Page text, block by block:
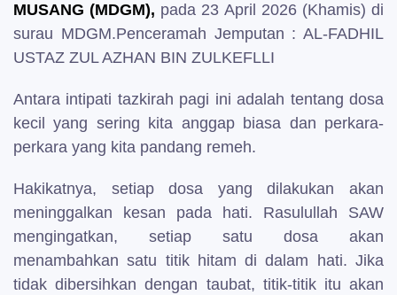
MUSANG (MDGM), pada 23 April 2026 (Khamis) di
surau MDGM.Penceramah Jemputan : AL-FADHIL
USTAZ ZUL AZHAN BIN ZULKEFLLI
Antara intipati tazkirah pagi ini adalah tentang dosa
kecil yang sering kita anggap biasa dan perkara-
perkara yang kita pandang remeh.
Hakikatnya, setiap dosa yang dilakukan akan
meninggalkan kesan pada hati. Rasulullah SAW
mengingatkan, setiap satu dosa akan
menambahkan satu titik hitam di dalam hati. Jika
tidak dibersihkan dengan taubat, titik-titik itu akan